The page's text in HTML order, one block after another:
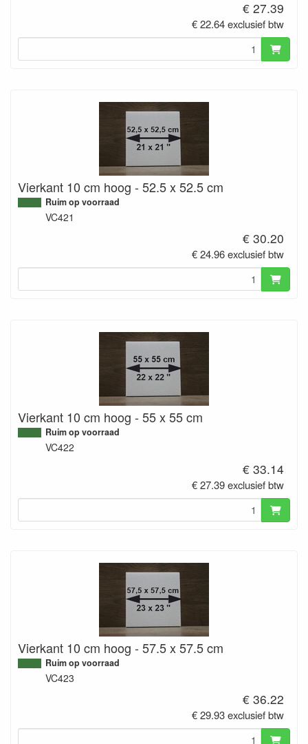
€ 27.39
€ 22.64 exclusief btw
Vierkant 10 cm hoog - 52.5 x 52.5 cm
Ruim op voorraad
VC421
€ 30.20
€ 24.96 exclusief btw
Vierkant 10 cm hoog - 55 x 55 cm
Ruim op voorraad
VC422
€ 33.14
€ 27.39 exclusief btw
Vierkant 10 cm hoog - 57.5 x 57.5 cm
Ruim op voorraad
VC423
€ 36.22
€ 29.93 exclusief btw